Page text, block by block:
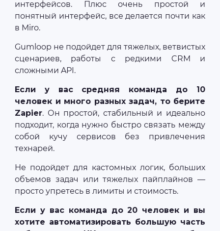
интерфейсов. Плюс очень простой и
понятный интерфейс, все делается почти как
в Miro.
Gumloop не подойдет для тяжелых, ветвистых
сценариев, работы с редкими CRM и
сложными API.
Если у вас средняя команда до 10
человек и много разных задач, то берите
Zapier. Он простой, стабильный и идеально
подходит, когда нужно быстро связать между
собой кучу сервисов без привлечения
технарей.
Не подойдет для кастомных логик, больших
объемов задач или тяжелых пайплайнов —
просто упретесь в лимиты и стоимость.
Если у вас команда до 20 человек и вы
хотите автоматизировать большую часть